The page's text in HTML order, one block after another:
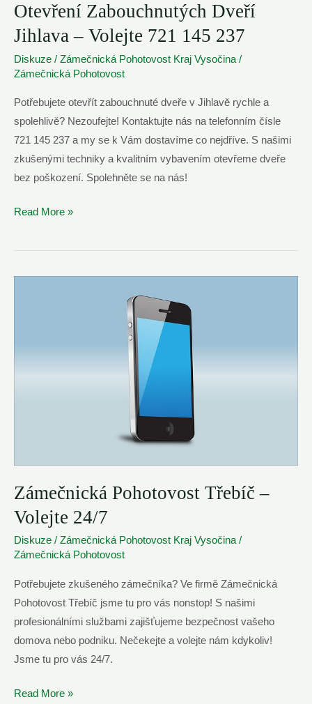
Otevření Zabouchnutých Dveří
Jihlava – Volejte 721 145 237
Diskuze / Zámečnická Pohotovost Kraj Vysočina /
Zámečnická Pohotovost
Potřebujete otevřít zabouchnuté dveře v Jihlavě rychle a
spolehlivě? Nezoufejte! Kontaktujte nás na telefonním čísle
721 145 237 a my se k Vám dostavíme co nejdříve. S našimi
zkušenými techniky a kvalitním vybavením otevřeme dveře
bez poškození. Spolehněte se na nás!
Otevření
Dveří
Read More »
Zámečnická Pohotovost Třebíč –
Volejte 24/7
Diskuze / Zámečnická Pohotovost Kraj Vysočina /
Zámečnická Pohotovost
Potřebujete zkušeného zámečníka? Ve firmě Zámečnická
Pohotovost Třebíč jsme tu pro vás nonstop! S našimi
profesionálními službami zajišťujeme bezpečnost vašeho
domova nebo podniku. Nečekejte a volejte nám kdykoliv!
Jsme tu pro vás 24/7.
Zámečnická
Read More »